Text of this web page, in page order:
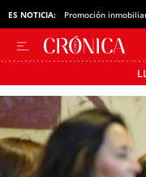
ES NOTICIA: Promoción
Pásate